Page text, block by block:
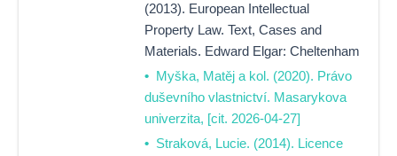
(2013). European Intellectual
Property Law. Text, Cases and
Materials. Edward Elgar: Cheltenham
Myška, Matěj a kol. (2020). Právo
duševního vlastnictví. Masarykova
univerzita, [cit. 2026-04-27]
Straková, Lucie. (2014). Licence